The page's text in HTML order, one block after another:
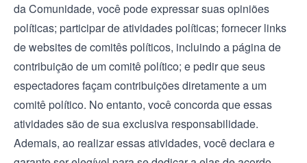
da Comunidade, você pode expressar suas opiniões
políticas; participar de atividades políticas; fornecer links
de websites de comitês políticos, incluindo a página de
contribuição de um comitê político; e pedir que seus
espectadores façam contribuições diretamente a um
comitê político. No entanto, você concorda que essas
atividades são de sua exclusiva responsabilidade.
Ademais, ao realizar essas atividades, você declara e